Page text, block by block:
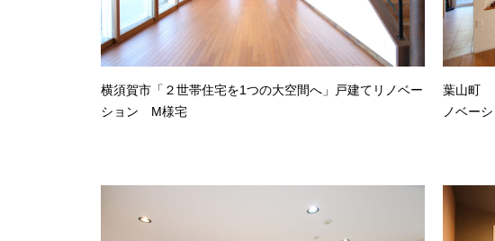
横須賀市「２世帯住宅を1つの大空間へ」戸建てリノベー
ション M様宅
葉山町
ノベー